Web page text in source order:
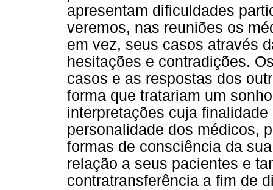
apresentam dificuldades
veremos, nas reuniões os
em vez, seus casos através
hesitações e contradições.
casos e as respostas dos
forma que tratariam um
interpretações cuja
personalidade dos médicos,
formas de consciência da
relação a seus pacientes e
contratransferência a fim de